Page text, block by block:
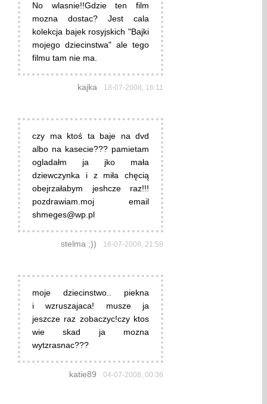
No wlasnie!!Gdzie ten film
mozna dostac? Jest cala
kolekcja bajek rosyjskich "Bajki
mojego dziecinstwa" ale tego
filmu tam nie ma.
kajka 18-07-2008, 16:11
czy ma ktoś ta baje na dvd
albo na kasecie??? pamietam
ogladałm ja jko mała
dziewczynka i z miła chęcią
obejrzałabym jeshcze raz!!!
pozdrawiam.moj email
shmeges@wp.pl
stelma ;)) 16-07-2008, 21:58
moje dziecinstwo.. piekna
i wzruszajaca! musze ja
jeszcze raz zobaczyc!czy ktos
wie skad ja mozna
wytzrasnac???
katie89 04-07-2008, 00:36